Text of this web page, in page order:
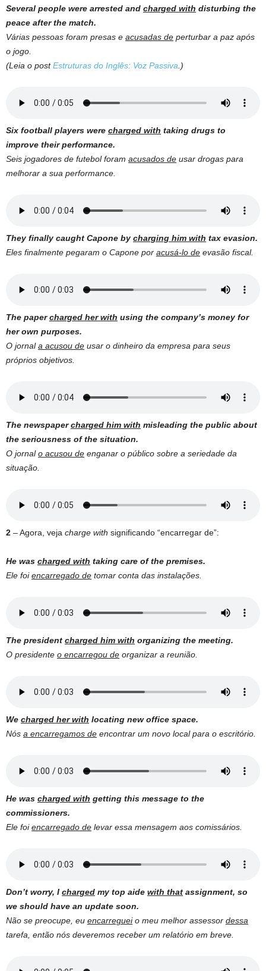
Several people were arrested and charged with disturbing the
peace after the match.
Várias pessoas foram presas e acusadas de perturbar a paz após
o jogo.
(Leia o postEstruturas do Inglês: Voz Passiva .)
Six football players were charged with taking drugs to
improve their performance.
Seis jogadores de futebol foram acusados de usar drogas para
melhorar a sua performance.
They finally caught Capone by charging him with tax evasion.
Eles finalmente pegaram o Capone por acusá-lo de evasão fiscal.
The papercharged her with using the company’s money for
her own purposes.
O jornala acusou de usar o dinheiro da empresa para seus
próprios objetivos.
The newspapercharged him with misleading the public about
the seriousness of the situation.
O jornalo acusou de enganar o público sobre a seriedade da
situação.
2 – Agora, veja charge with significando “encarregar de”:
He was charged with taking care of the premises.
Ele foiencarregado de tomar conta das instalações.
The president charged him with organizing the meeting.
O presidente o encarregou de organizar a reunião.
We charged her with locating new office space.
Nós a encarregamos de encontrar um novo local para o escritório.
He was charged with getting this message to the
commissioners.
Ele foiencarregado de levar essa mensagem aos comissários.
Don’t worry, I charged my top aide with that assignment, so
we should have an update soon.
Não se preocupe, eu encarregueio meu melhor assessor dessa
tarefa, então nós deveremos receber um relatório em breve.